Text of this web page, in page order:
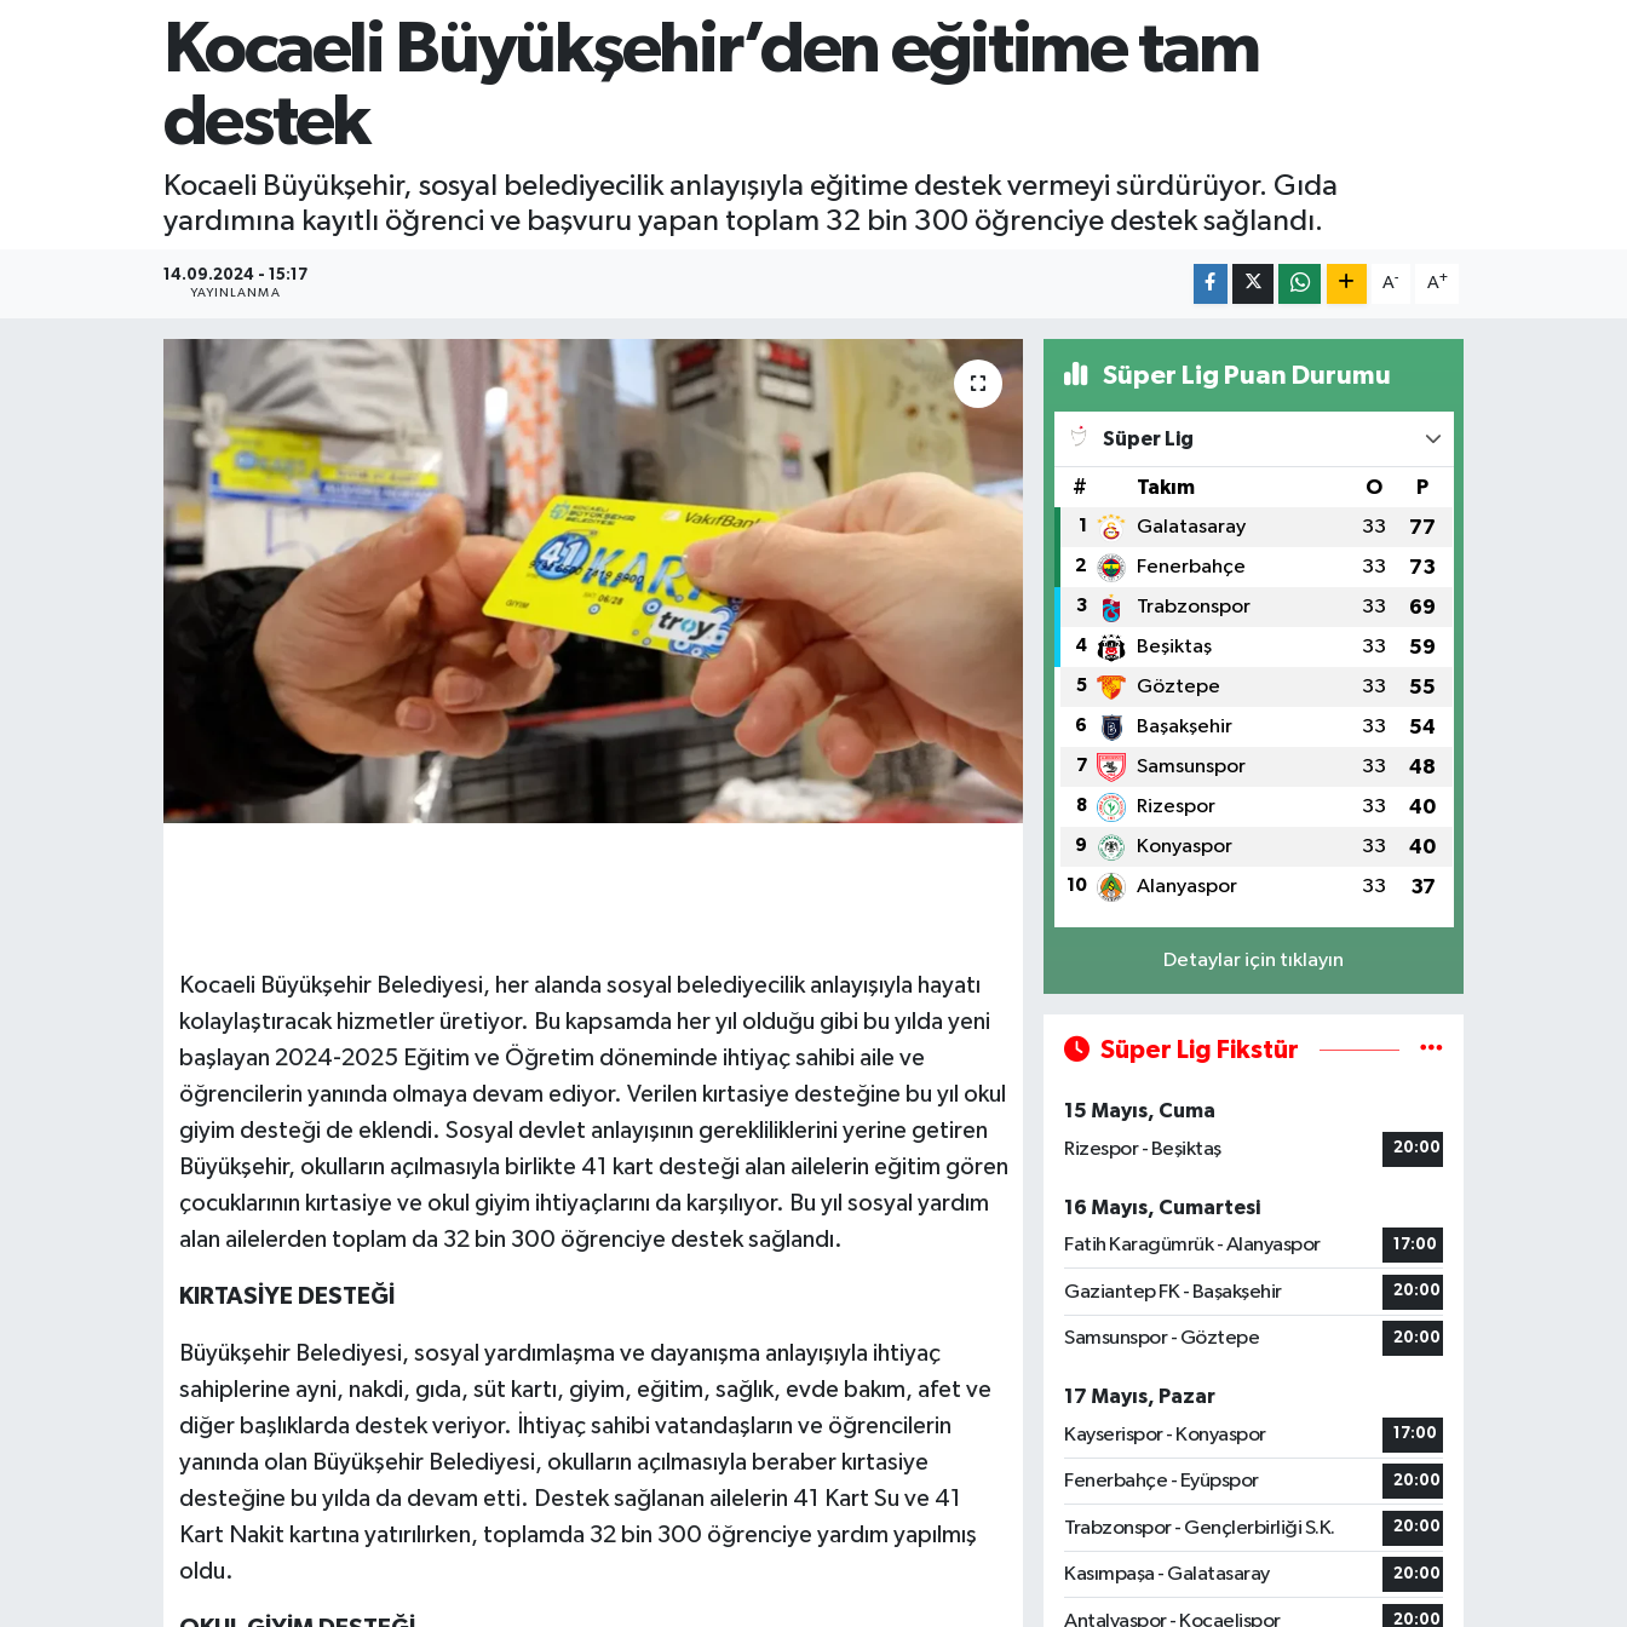
Kocaeli Büyükşehir’den eğitime tam
destek
Kocaeli Büyükşehir, sosyal belediyecilik anlayışıyla eğitime destek vermeyi sürdürüyor. Gıda
yardımına kayıtlı öğrenci ve başvuru yapan toplam 32 bin 300 öğrenciye destek sağlandı.
14.09.2024 - 15:17
YAYINLANMA
A- A+
Kocaeli Büyükşehir Belediyesi, her alanda sosyal belediyecilik anlayışıyla hayatı
kolaylaştıracak hizmetler üretiyor. Bu kapsamda her yıl olduğu gibi bu yılda yeni
başlayan 2024-2025 Eğitim ve Öğretim döneminde ihtiyaç sahibi aile ve
öğrencilerin yanında olmaya devam ediyor. Verilen kırtasiye desteğine bu yıl okul
giyim desteği de eklendi. Sosyal devlet anlayışının gerekliliklerini yerine getiren
Büyükşehir, okulların açılmasıyla birlikte 41 kart desteği alan ailelerin eğitim gören
çocuklarının kırtasiye ve okul giyim ihtiyaçlarını da karşılıyor. Bu yıl sosyal yardım
alan ailelerden toplam da 32 bin 300 öğrenciye destek sağlandı.
KIRTASİYE DESTEĞİ
Büyükşehir Belediyesi, sosyal yardımlaşma ve dayanışma anlayışıyla ihtiyaç
sahiplerine ayni, nakdi, gıda, süt kartı, giyim, eğitim, sağlık, evde bakım, afet ve
diğer başlıklarda destek veriyor. İhtiyaç sahibi vatandaşların ve öğrencilerin
yanında olan Büyükşehir Belediyesi, okulların açılmasıyla beraber kırtasiye
desteğine bu yılda da devam etti. Destek sağlanan ailelerin 41 Kart Su ve 41
Kart Nakit kartına yatırılırken, toplamda 32 bin 300 öğrenciye yardım yapılmış
oldu.
Süper Lig Puan Durumu
Süper Lig
# Takım O P
1 Galatasaray 33 77
2 Fenerbahçe 33 73
3 Trabzonspor 33 69
4 Beşiktaş 33 59
5 Göztepe 33 55
6 Başakşehir 33 54
7 Samsunspor 33 48
8 Rizespor 33 40
9 Konyaspor 33 40
10 Alanyaspor 33 37
Detaylar için tıklayın
Süper Lig Fikstür
15 Mayıs, Cuma
Rizespor - Beşiktaş
20:00
16 Mayıs, Cumartesi
Fatih Karagümrük - Alanyaspor
17:00
Gaziantep FK - Başakşehir 20:00
Samsunspor - Göztepe 20:00
17 Mayıs, Pazar
Kayserispor - Konyaspor
17:00
Fenerbahçe - Eyüpspor 20:00
Trabzonspor - Gençlerbirliği S.K. 20:00
Kasımpaşa - Galatasaray 20:00
Antalyaspor - Kocaelispor 20:00